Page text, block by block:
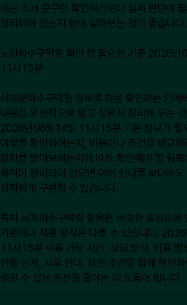
때는 소개 문구만 확인하기보다 실제 판단에
정리되어 있는지 함께 살펴보는 것이 좋습니다.
노원하수구막힘 확인 전 필요한 기준 2026년
11시15분
서대문하수구막힘 정보를 처음 확인하는 단계
내용을 우선적으로 알고 싶은지 정리해 두는
2026년06월14일 11시15분 기본 정보가 필
여부를 확인하려는지, 비용이나 조건을 비교
절차를 알아보려는지에 따라 확인해야 할 항
목적이 정리되어 있으면 여러 안내를 보더라도
정확하게 구분할 수 있습니다.
특히 서초하수구막힘 항목은 비슷한 표현으로
기준이나 적용 방식은 다를 수 있습니다.
11시15분 이용 가능 시간, 상담 방식, 비용 발
진행 단계, 사후 안내, 제한 조건을 함께 확인
생길 수 있는 혼선을 줄이는 데 도움이 됩니다.